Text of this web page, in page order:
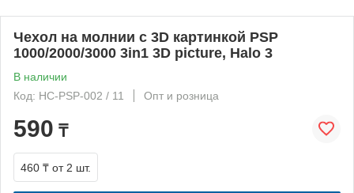
Чехол на молнии с 3D картинкой PSP
1000/2000/3000 3in1 3D picture, Halo 3
В наличии
Код: HC-PSP-002 / 11
Опт и розница
590 ₸
460 ₸ от 2 шт.